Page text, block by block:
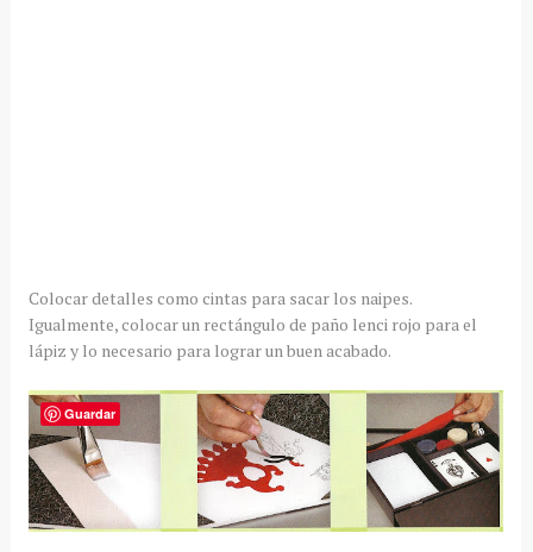
Colocar detalles como cintas para sacar los naipes.
Igualmente, colocar un rectángulo de paño lenci rojo para el
lápiz y lo necesario para lograr un buen acabado.
Guardar